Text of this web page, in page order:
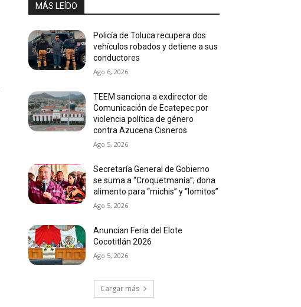
MÁS LEÍDO
Policía de Toluca recupera dos
vehículos robados y detiene a sus
conductores
Ago 6, 2026
TEEM sanciona a exdirector de
Comunicación de Ecatepec por
violencia política de género
contra Azucena Cisneros
Ago 5, 2026
Secretaría General de Gobierno
se suma a “Croquetmanía”; dona
alimento para “michis” y “lomitos”
Ago 5, 2026
Anuncian Feria del Elote
Cocotitlán 2026
Ago 5, 2026
Cargar más